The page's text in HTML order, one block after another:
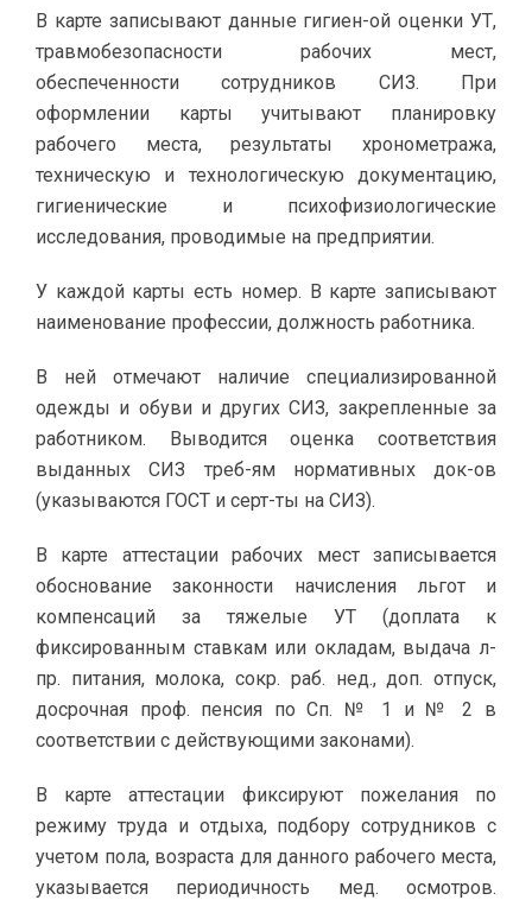
В карте записывают данные гигиен-ой оценки УТ,
травмобезопасности рабочих мест,
обеспеченности сотрудников СИЗ. При
оформлении карты учитывают планировку
рабочего места, результаты хронометража,
техническую и технологическую документацию,
гигиенические и психофизиологические
исследования, проводимые на предприятии.
У каждой карты есть номер. В карте записывают
наименование профессии, должность работника.
В ней отмечают наличие специализированной
одежды и обуви и других СИЗ, закрепленные за
работником. Выводится оценка соответствия
выданных СИЗ треб-ям нормативных док-ов
(указываются ГОСТ и серт-ты на СИЗ).
В карте аттестации рабочих мест записывается
обоснование законности начисления льгот и
компенсаций за тяжелые УТ (доплата к
фиксированным ставкам или окладам, выдача л-
пр. питания, молока, сокр. раб. нед., доп. отпуск,
досрочная проф. пенсия по Сп. № 1 и № 2 в
соответствии с действующими законами).
В карте аттестации фиксируют пожелания по
режиму труда и отдыха, подбору сотрудников с
учетом пола, возраста для данного рабочего места,
указывается периодичность мед. осмотров.